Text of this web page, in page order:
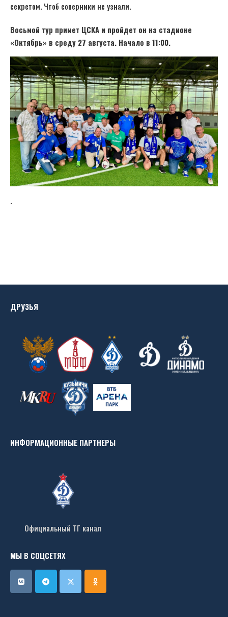
секретом. Чтоб соперники не узнали.
Восьмой тур примет ЦСКА и пройдет он на стадионе
«Октябрь» в среду 27 августа. Начало в 11:00.
-
ДРУЗЬЯ
ИНФОРМАЦИОННЫЕ ПАРТНЕРЫ
Официальный ТГ канал
МЫ В СОЦСЕТЯХ